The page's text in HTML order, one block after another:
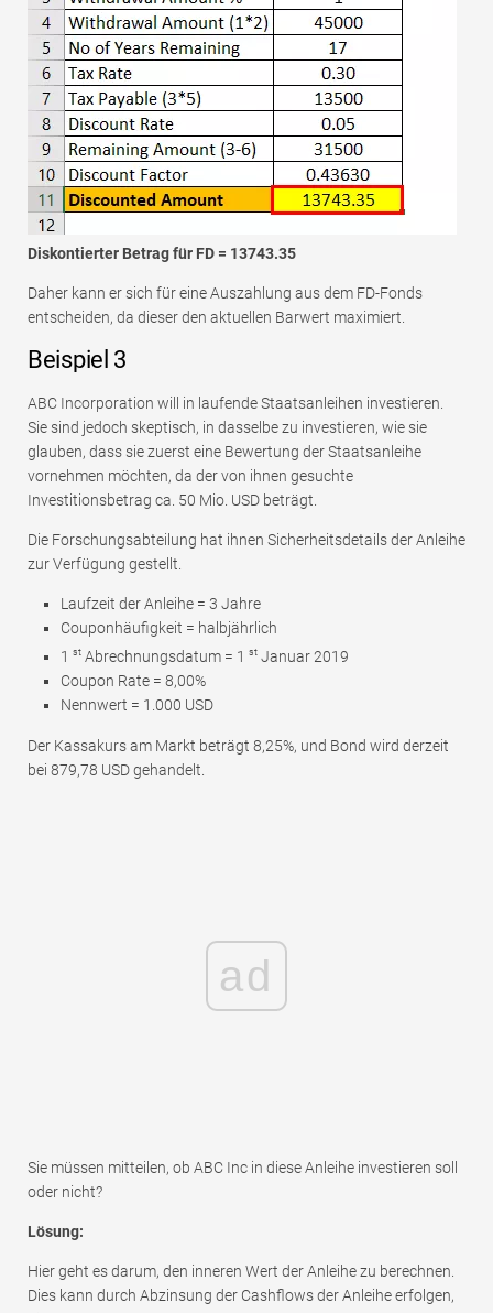
Diskontierter Betrag für FD = 13743.35
Daher kann er sich für eine Auszahlung aus dem FD-Fonds
entscheiden, da dieser den aktuellen Barwert maximiert.
Beispiel 3
ABC Incorporation will in laufende Staatsanleihen investieren.
Sie sind jedoch skeptisch, in dasselbe zu investieren, wie sie
glauben, dass sie zuerst eine Bewertung der Staatsanleihe
vornehmen möchten, da der von ihnen gesuchte
Investitionsbetrag ca. 50 Mio. USD beträgt.
Die Forschungsabteilung hat ihnen Sicherheitsdetails der Anleihe
zur Verfügung gestellt.
Laufzeit der Anleihe = 3 Jahre
Couponhäufigkeit = halbjährlich
1 st Abrechnungsdatum = 1 st Januar 2019
Coupon Rate = 8,00%
Nennwert = 1.000 USD
Der Kassakurs am Markt beträgt 8,25%, und Bond wird derzeit
bei 879,78 USD gehandelt.
ad
Sie müssen mitteilen, ob ABC Inc in diese Anleihe investieren soll
oder nicht?
Lösung:
Hier geht es darum, den inneren Wert der Anleihe zu berechnen.
Dies kann durch Abzinsung der Cashflows der Anleihe erfolgen,